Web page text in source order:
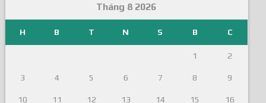
Tháng 8 2026
H B T N S B C
1 2
3 4 5 6 7 8 9
10 11 12 13 14 15 16